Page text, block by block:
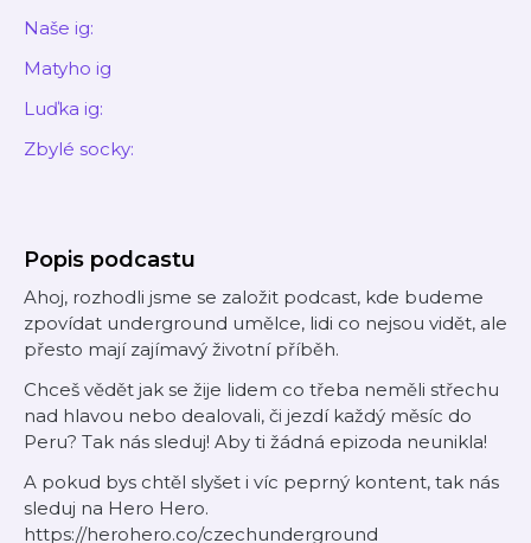
Naše ig:
Matyho ig
Luďka ig:
Zbylé socky:
Popis podcastu
Ahoj, rozhodli jsme se založit podcast, kde budeme
zpovídat underground umělce, lidi co nejsou vidět, ale
přesto mají zajímavý životní příběh.
Chceš vědět jak se žije lidem co třeba neměli střechu
nad hlavou nebo dealovali, či jezdí každý měsíc do
Peru? Tak nás sleduj! Aby ti žádná epizoda neunikla!
A pokud bys chtěl slyšet i víc peprný kontent, tak nás
sleduj na Hero Hero.
https://herohero.co/czechunderground